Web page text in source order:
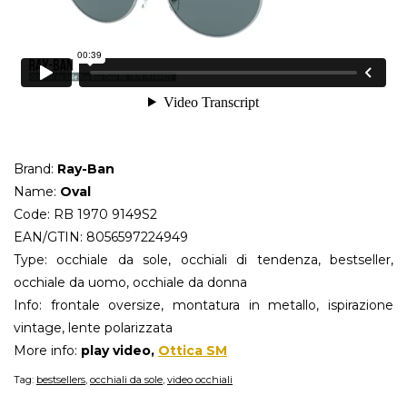
Brand: Ray-Ban
Name: Oval
Code: RB 1970 9149S2
EAN/GTIN: 8056597224949
Type: occhiale da sole, occhiali di tendenza, bestseller,
occhiale da uomo, occhiale da donna
Info: frontale oversize, montatura in metallo, ispirazione
vintage, lente polarizzata
More info: play video, Ottica SM
Tag: bestsellers, occhiali da sole, video occhiali